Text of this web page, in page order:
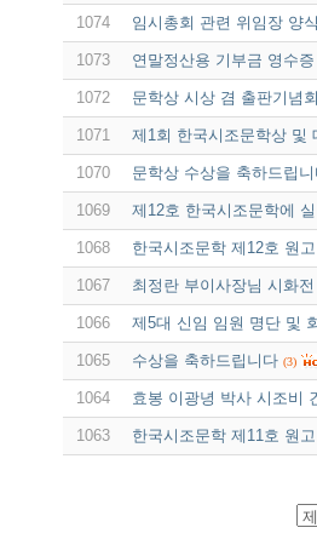
1074 임시총회 관련 위임장 양
1073 연말정산용 기부금 영수
1072 문학상 시상 겸 출판기념
1071 제1회 한국시조문학상 및
1070 문학상 수상을 축하드립
1069 제12호 한국시조문학에
1068 한국시조문학 제12호 원
1067 최정란 부이사장님 시화
1066 제5대 신임 임원 명단 및
1065 수상을 축하드립니다 (3)
1064 효봉 이광녕 박사 시조비
1063 한국시조문학 제11호 원